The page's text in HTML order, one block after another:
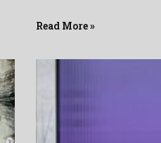
Read More »